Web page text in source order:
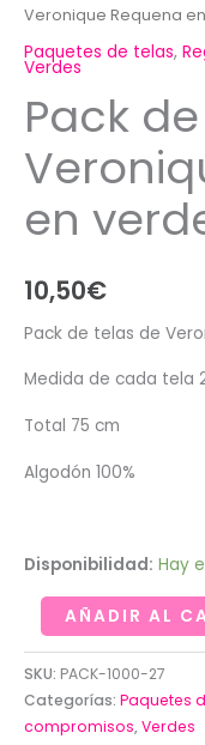
Veronique Requena
Paquetes de telas,
Verdes
Pack
en
10,50€
Pack de telas de
Medida de cada tela
Total 75 cm
Algodón 100%
Disponibilidad: Hay
de
telas
de
Veronique
AÑADIR AL
SKU: PACK-1000-27
Categorías: Paquetes
compromisos,Verdes